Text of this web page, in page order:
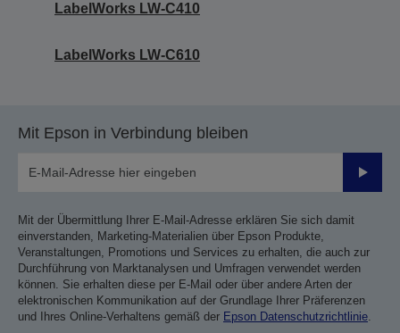
LabelWorks LW-C410
LabelWorks LW-C610
Mit Epson in Verbindung bleiben
Mit der Übermittlung Ihrer E-Mail-Adresse erklären Sie sich damit
einverstanden, Marketing-Materialien über Epson Produkte,
Veranstaltungen, Promotions und Services zu erhalten, die auch zur
Durchführung von Marktanalysen und Umfragen verwendet werden
können. Sie erhalten diese per E-Mail oder über andere Arten der
elektronischen Kommunikation auf der Grundlage Ihrer Präferenzen
und Ihres Online-Verhaltens gemäß der Epson Datenschutzrichtlinie.